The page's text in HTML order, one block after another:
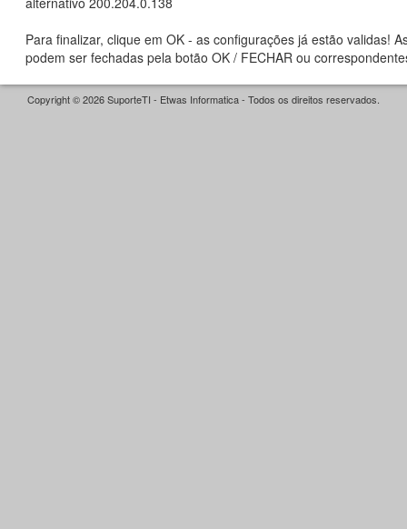
Para finalizar, clique em OK - as configurações já estão validas!
podem ser fechadas pela botão OK / FECHAR ou
Copyright © 2026 SuporteTI - Etwas Informatica - Todos os direitos reservados.